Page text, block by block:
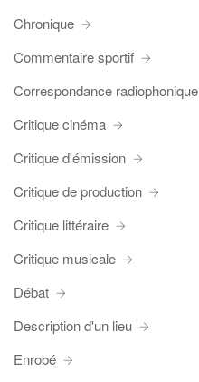
Chronique
Commentaire sportif
Correspondance radiophonique
Critique cinéma
Critique d'émission
Critique de production
Critique littéraire
Critique musicale
Débat
Description d'un lieu
Enrobé